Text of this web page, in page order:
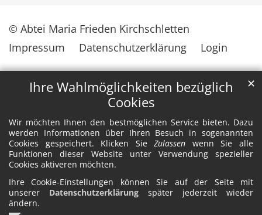
Ihre Wahlmöglichkeiten bezüglich
Cookies
Wir möchten Ihnen den bestmöglichen Service bieten. Dazu
werden Informationen über Ihren Besuch in sogenannten
Cookies gespeichert. Klicken SieZulassen wenn Sie alle
Funktionen dieser Website unter Verwendung spezieller
Cookies aktiveren möchten.
Ihre Cookie-Einstellungen können Sie auf der Seite mit
unserer Datenschutzerklärung später jederzeit wieder
ändern.
✕
© Abtei Maria Frieden Kirchschletten
Impressum
Datenschutzerklärung Login